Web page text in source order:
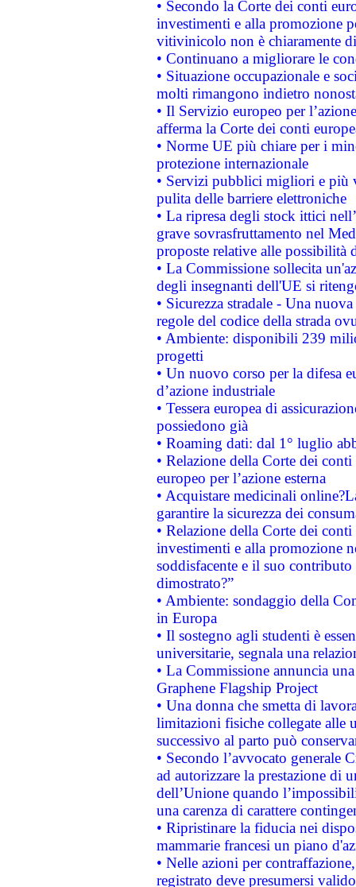
• Secondo la Corte dei conti
investimenti e alla promozione
vitivinicolo non è chiaramente
• Continuano a migliorare le
• Situazione occupazionale e
molti rimangono indietro
• Il Servizio europeo per
afferma la Corte dei conti
• Norme UE più chiare per i
protezione internazionale
• Servizi pubblici migliori e più
pulita delle barriere elettroniche
• La ripresa degli stock ittici
grave sovrasfruttamento nel
proposte relative alle possibilità
• La Commissione sollecita
degli insegnanti dell'UE si
• Sicurezza stradale - Una
regole del codice della strada
• Ambiente: disponibili 239
progetti
• Un nuovo corso per la difesa
d’azione industriale
• Tessera europea di
possiedono già
• Roaming dati: dal 1° luglio
• Relazione della Corte dei
europeo per l’azione esterna
• Acquistare medicinali
garantire la sicurezza dei
• Relazione della Corte dei
investimenti e alla promozione
soddisfacente e il suo
dimostrato?”
• Ambiente: sondaggio della
in Europa
• Il sostegno agli studenti è
universitarie, segnala una
• La Commissione annuncia
Graphene Flagship Project
• Una donna che smetta di
limitazioni fisiche collegate alle
successivo al parto può
• Secondo l’avvocato
ad autorizzare la prestazione di
dell’Unione quando
una carenza di carattere
• Ripristinare la fiducia nei
mammarie francesi un piano
• Nelle azioni per
registrato deve presumersi